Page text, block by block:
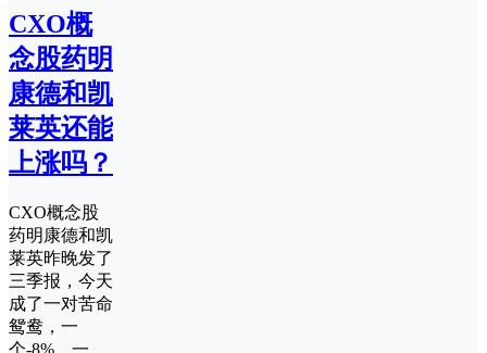
CXO概
念股药明
康德和凯
莱英还能
上涨吗？
CXO概念股
药明康德和凯
莱英昨晚发了
三季报，今天
成了一对苦命
鸳鸯，一
个-8%，一